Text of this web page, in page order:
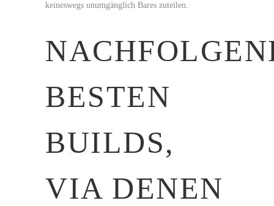
keineswegs unumgänglich Bares zuteilen.
BESTEN
BUILDS,
VIA DENEN